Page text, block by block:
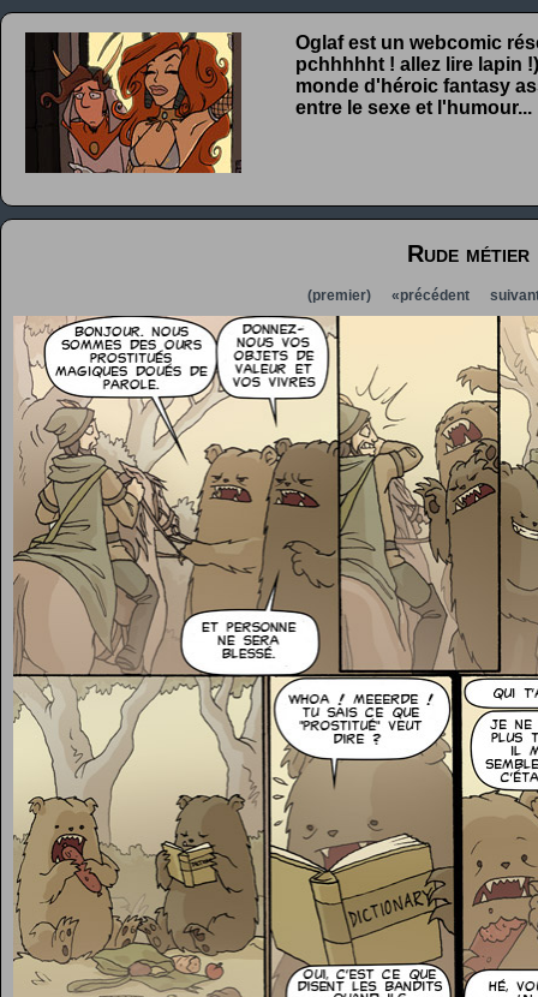
Oglaf est un webcomic
pchhhhht ! allez lire lapin
monde d'héroic fantasy
entre le sexe et l'humour...
Rude métier
(premier) «précédent